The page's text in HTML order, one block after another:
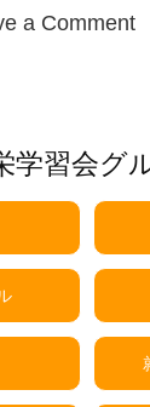
a Commenton
学習会グ